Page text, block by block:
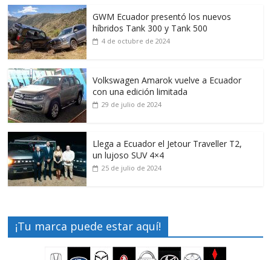
GWM Ecuador presentó los nuevos
híbridos Tank 300 y Tank 500
4 de octubre de 2024
Volkswagen Amarok vuelve a Ecuador
con una edición limitada
29 de julio de 2024
Llega a Ecuador el Jetour Traveller T2,
un lujoso SUV 4×4
25 de julio de 2024
¡Tu marca puede estar aquí!